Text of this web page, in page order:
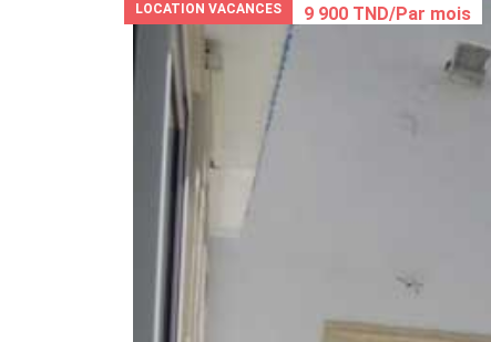
LOCATION VACANCES 9 900 TND/Par mois